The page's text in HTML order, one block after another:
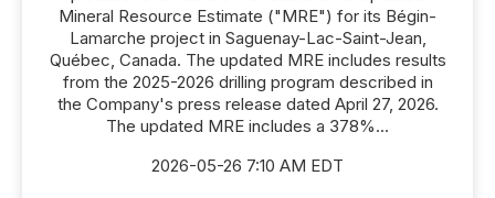
Mineral Resource Estimate ("MRE") for its Bégin-
Lamarche project in Saguenay-Lac-Saint-Jean,
Québec, Canada. The updated MRE includes results
from the 2025-2026 drilling program described in
the Company's press release dated April 27, 2026.
The updated MRE includes a 378%...
2026-05-26 7:10 AM EDT